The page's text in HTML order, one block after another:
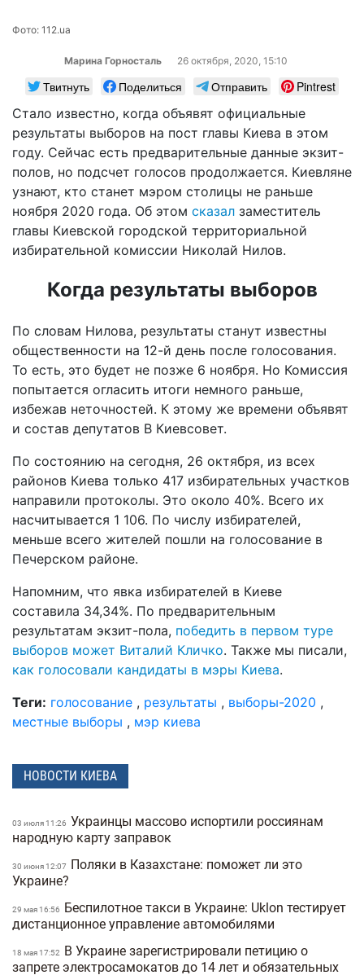
Фото: 112.ua
Марина Горносталь 26 октября, 2020, 15:10
Твитнуть Поделиться Отправить
Pintrest
Стало известно, когда объявят официальные
результаты выборов на пост главы Киева в этом
году. Сейчас есть предварительные данные экзит-
полов, но подсчет голосов продолжается. Киевляне
узнают, кто станет мэром столицы не раньше
ноября 2020 года. Об этом сказал заместитель
главы Киевской городской территориальной
избирательной комиссии Николай Нилов.
Когда результаты выборов
По словам Нилова, результаты станут известны
общественности на 12-й день после голосования.
То есть, это будет не позже 6 ноября. Но Комиссия
попытается огласить итоги немного раньше,
избежав неточностей. К этому же времени объявят
и состав депутатов В Киевсовет.
По состоянию на сегодня, 26 октября, из всех
районов Киева только 417 избирательных участков
направили протоколы. Это около 40%. Всего их
насчитывается 1 106. По числу избирателей,
меньше всего жителей пошли на голосование в
Печерском районе.
Напомним, что явка избирателей в Киеве
составила 34,34%. По предварительным
результатам экзит-пола, победить в первом туре
выборов может Виталий Кличко. Также мы писали,
как голосовали кандидаты в мэры Киева.
Теги: голосование , результаты , выборы-2020 ,
местные выборы , мэр киева
НОВОСТИ КИЕВА
03 июля 11:26 Украинцы массово испортили россиянам
народную карту заправок
30 июня 12:07
Поляки в Казахстане: поможет ли это
Украине?
29 мая 16:56
Беспилотное такси в Украине: Uklon тестирует
дистанционное управление автомобилями
18 мая 17:52
В Украине зарегистрировали петицию о
запрете электросамокатов до 14 лет и обязательных